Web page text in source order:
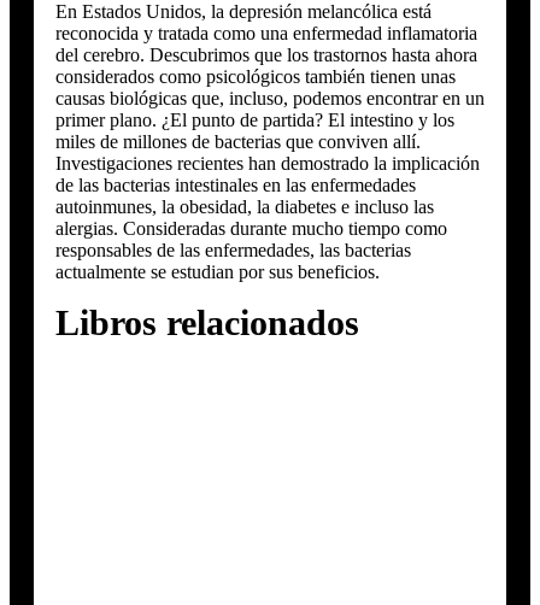
En Estados Unidos, la depresión melancólica está
reconocida y tratada como una enfermedad inflamatoria
del cerebro. Descubrimos que los trastornos hasta ahora
considerados como psicológicos también tienen unas
causas biológicas que, incluso, podemos encontrar en un
primer plano. ¿El punto de partida? El intestino y los
miles de millones de bacterias que conviven allí.
Investigaciones recientes han demostrado la implicación
de las bacterias intestinales en las enfermedades
autoinmunes, la obesidad, la diabetes e incluso las
alergias. Consideradas durante mucho tiempo como
responsables de las enfermedades, las bacterias
actualmente se estudian por sus beneficios.
Libros relacionados